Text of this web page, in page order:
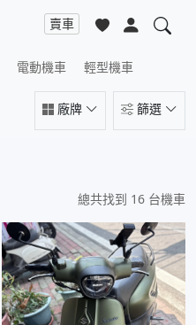
賣車
電動機車 輕型機車
廠牌 篩選
總共找到 16 台機車